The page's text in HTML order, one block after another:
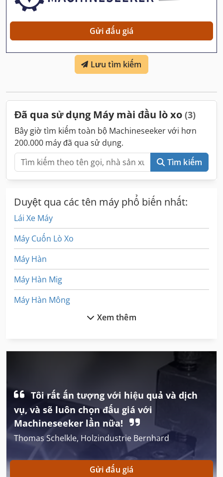
Gửi đấu giá
Lưu tìm kiếm
Đã qua sử dụng Máy mài đầu lò xo (3)
Bây giờ tìm kiếm toàn bộ Machineseeker với hơn
200.000 máy đã qua sử dụng.
Tìm kiếm
Duyệt qua các tên máy phổ biến nhất:
Lái Xe Máy
Máy Cuốn Lò Xo
Máy Hàn
Máy Hàn Mig
Máy Hàn Mông
Máy Mài Bánh Xe Mặt Bích
Máy Mài Bánh Xe Đường Kính
Máy Mài Mặt Phẳng
Máy Mài Mặt Phẳng Bàn
Xem thêm
Tôi rất ấn tượng với hiệu quả và dịch
vụ, và sẽ luôn chọn đấu giá với
Machineseeker lần nữa!
Thomas Schelkle, Holzindustrie Bernhard
Gửi đấu giá